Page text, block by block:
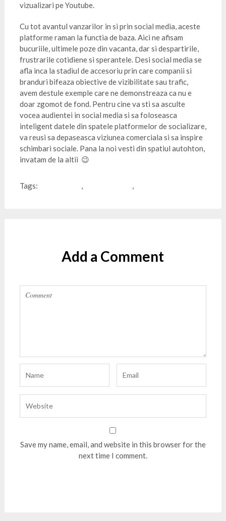
vizualizari pe Youtube.
Cu tot avantul vanzarilor in si prin social media, aceste
platforme raman la functia de baza. Aici ne afisam
bucuriile, ultimele poze din vacanta, dar si despartirile,
frustrarile cotidiene si sperantele. Desi social media se
afla inca la stadiul de accesoriu prin care companii si
branduri bifeaza obiective de vizibilitate sau trafic,
avem destule exemple care ne demonstreaza ca nu e
doar zgomot de fond. Pentru cine va sti sa asculte
vocea audientei in social media si sa foloseasca
inteligent datele din spatele platformelor de socializare,
va reusi sa depaseasca viziunea comerciala si sa inspire
schimbari sociale. Pana la noi vesti din spatiul autohton,
invatam de la altii 😉
Tags: , ,
Add a Comment
Save my name, email, and website in this browser for the
next time I comment.